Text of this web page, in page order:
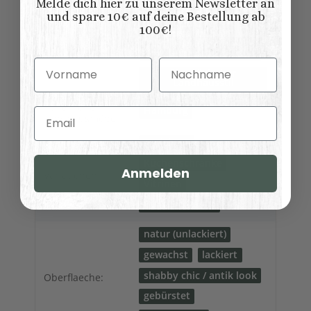
Modern
Vintage
Shabby chic
Französischer
Kollektionen
Landhausmöbel:
Hamburg
Anrichten
Oberflaeche:
natur (unlackiert)
gewachst
lackiert
shabby chic / antik look
gebürstet
Melde dich hier zu unserem Newsletter an
und spare 10€ auf deine Bestellung ab
100€!
Vorname Nachname
Email
Anmelden